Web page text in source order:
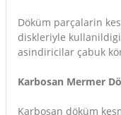
Döküm parçalarin
diskleriyle
asindiricilar çabuk
Karbosan Mermer
Karbosan döküm